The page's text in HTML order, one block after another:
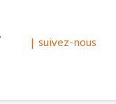
| suivez-nous